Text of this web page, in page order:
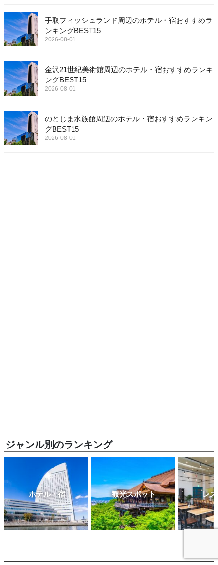
手取フィッシュランド周辺のホテル・宿おすすめラ
ンキングBEST15
2026-08-01
金沢21世紀美術館周辺のホテル・宿おすすめランキ
ングBEST15
2026-08-01
のとじま水族館周辺のホテル・宿おすすめランキン
グBEST15
2026-08-01
ジャンル別のランキング
ホテル・宿 観光スポット レ